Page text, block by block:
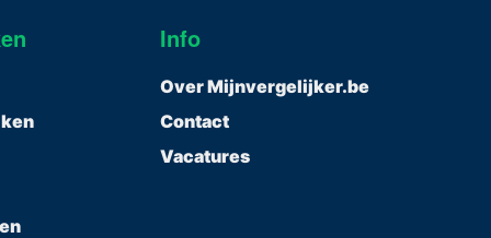
Info
Over Mijnvergelijker.be
Contact
Vacatures